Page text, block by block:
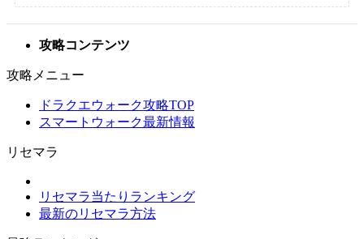
攻略コンテンツ
攻略メニュー
ドラクエウォーク攻略TOP
スマートウォーク最新情報
リセマラ
リセマラ当たりランキング
最新のリセマラ方法